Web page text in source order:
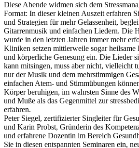
Diese Abende widmen sich dem
Format: In dieser kleinen Auszeit erfahren
und Strategien für mehr Gelassenheit,
Gitarrenmusik und einfachen Liedern. Die
wurde in den letzten Jahren immer mehr
Kliniken setzen mittlerweile sogar heilsame
und körperliche Genesung ein. Die Lieder
kann mitsingen, muss aber nicht, vielleicht
nur der Musik und dem mehrstimmigen
einfachen Atem- und Stimmübungen
Körper beruhigen, im wahrsten Sinne des
und Muße als das Gegenmittel zur
erfahren.
Peter Siegel, zertifizierter Singleiter für
und Karin Probst, Gründerin des
und erfahrene Dozentin im Bereich
Sie in diesen entspannten Seminaren ein,